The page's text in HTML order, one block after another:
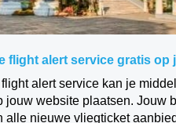
flight alert service gratis op
alert service kan je
jouw website plaatsen. Jouw
alle nieuwe vliegticket